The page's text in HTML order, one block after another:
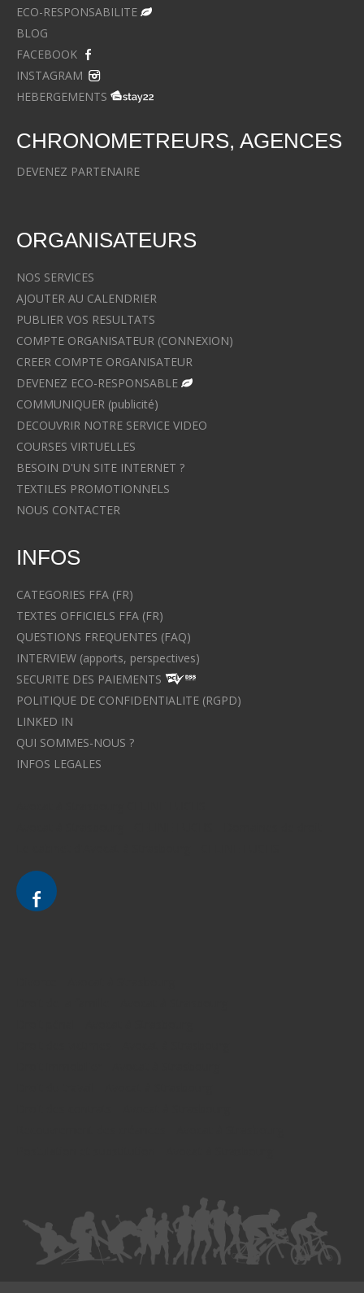
ECO-RESPONSABILITE
BLOG
FACEBOOK
INSTAGRAM
HEBERGEMENTS
CHRONOMETREURS, AGENCES
DEVENEZ PARTENAIRE
ORGANISATEURS
NOS SERVICES
AJOUTER AU CALENDRIER
PUBLIER VOS RESULTATS
COMPTE ORGANISATEUR (CONNEXION)
CREER COMPTE ORGANISATEUR
DEVENEZ ECO-RESPONSABLE
COMMUNIQUER (publicité)
DECOUVRIR NOTRE SERVICE VIDEO
COURSES VIRTUELLES
BESOIN D'UN SITE INTERNET ?
TEXTILES PROMOTIONNELS
NOUS CONTACTER
INFOS
CATEGORIES FFA (FR)
TEXTES OFFICIELS FFA (FR)
QUESTIONS FREQUENTES (FAQ)
INTERVIEW (apports, perspectives)
SECURITE DES PAIEMENTS
POLITIQUE DE CONFIDENTIALITE (RGPD)
LINKED IN
QUI SOMMES-NOUS ?
INFOS LEGALES